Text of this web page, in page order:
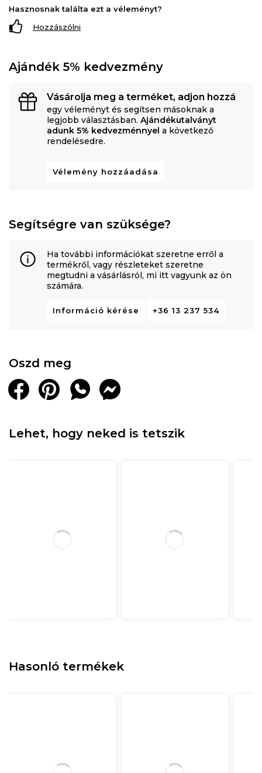
Hasznosnak találta ezt a véleményt?
Hozzászólni
Ajándék 5% kedvezmény
Vásárolja meg a terméket, adjon hozzá
egy véleményt és segítsen másoknak a
legjobb választásban. Ajándékutalványt
adunk 5% kedvezménnyel a következő
rendelésedre.
Vélemény hozzáadása
Segítségre van szüksége?
Ha további információkat szeretne erről a
termékről, vagy részleteket szeretne
megtudni a vásárlásról, mi itt vagyunk az ön
számára.
Információ kérése +36 13 237 534
Oszd meg
Lehet, hogy neked is tetszik
Hasonló termékek